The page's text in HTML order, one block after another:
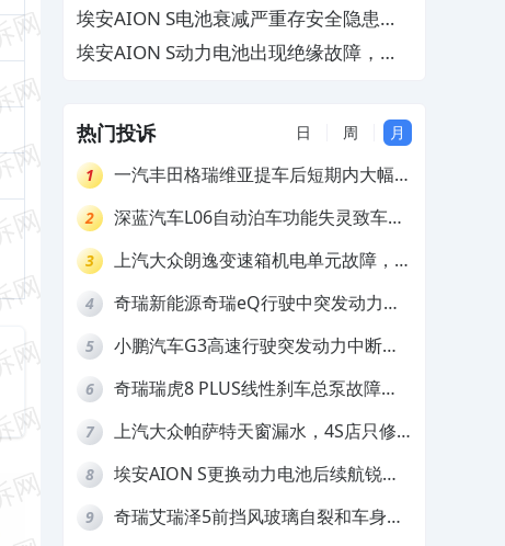
患，厂家推诿拒绝免费维修
埃安AION S电池衰减严重存安全隐患，
要求厂家召回换新
埃安AION S动力电池出现绝缘故障，厂
热门投诉 日 周 月
1
一汽丰田格瑞维亚提车后短期内大幅降
2
深蓝汽车L06自动泊车功能失灵致车辆
3
上汽大众朗逸变速箱机电单元故障，厂
4
奇瑞新能源奇瑞eQ行驶中突发动力受
拒绝三电质保
5
小鹏汽车G3高速行驶突发动力中断，
6
奇瑞瑞虎8 PLUS线性刹车总泵故障，
7
上汽大众帕萨特天窗漏水，4S店只修
8
埃安AION S更换动力电池后续航锐
9
奇瑞艾瑞泽5前挡风玻璃自裂和车身多